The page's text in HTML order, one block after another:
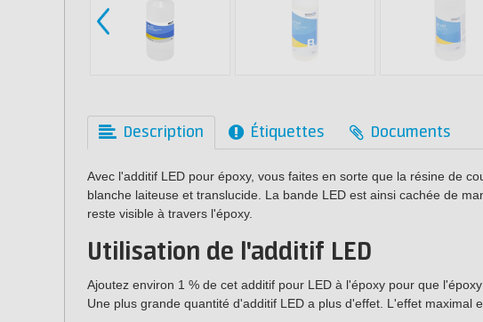
Description Étiquettes Documents
Avec l'additif LED pour époxy, vous faites en sorte que la résine de
blanche laiteuse et translucide. La bande LED est ainsi cachée de
reste visible à travers l'époxy.
Utilisation de l'additif LED
Ajoutez environ 1 % de cet additif pour LED à l'époxy pour que
Une plus grande quantité d'additif LED a plus d'effet. L'effet maximal